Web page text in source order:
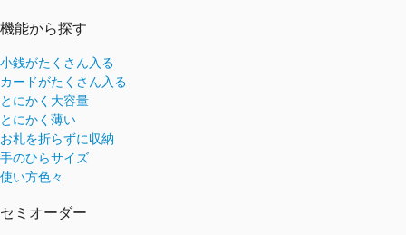
機能から探す
小銭がたくさん入る
カードがたくさん入る
とにかく大容量
とにかく薄い
お札を折らずに収納
手のひらサイズ
使い方色々
セミオーダー